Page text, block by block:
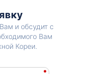
и обсудит с
Вам
Кореи.